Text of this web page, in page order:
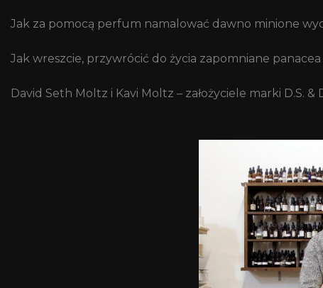
Jak za pomocą perfum namalować dawno minione
Jak wreszcie, przywrócić do życia zapomniane
David Seth Moltz i Kavi Moltz – założyciele marki D.S.